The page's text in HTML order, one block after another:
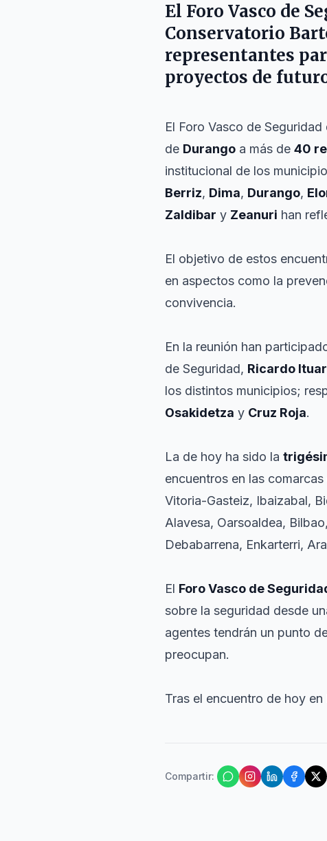
El Foro Vasco de
Conservatorio
representantes
proyectos de
El Foro Vasco de Seguridad
de Durango a más de 40
institucional de los
Berriz, Dima, Durango,
Zaldibar y Zeanuri han
El objetivo de estos
en aspectos como la
convivencia.
En la reunión han
de Seguridad, Ricardo
los distintos municipios;
Osakidetza y Cruz Roja.
La de hoy ha sido la
encuentros en las
Vitoria-Gasteiz, Ibaizabal,
Alavesa, Oarsoaldea,
Debabarrena, Enkarterri,
El Foro Vasco de
sobre la seguridad desde
agentes tendrán un punto
preocupan.
Tras el encuentro de hoy
Compartir: